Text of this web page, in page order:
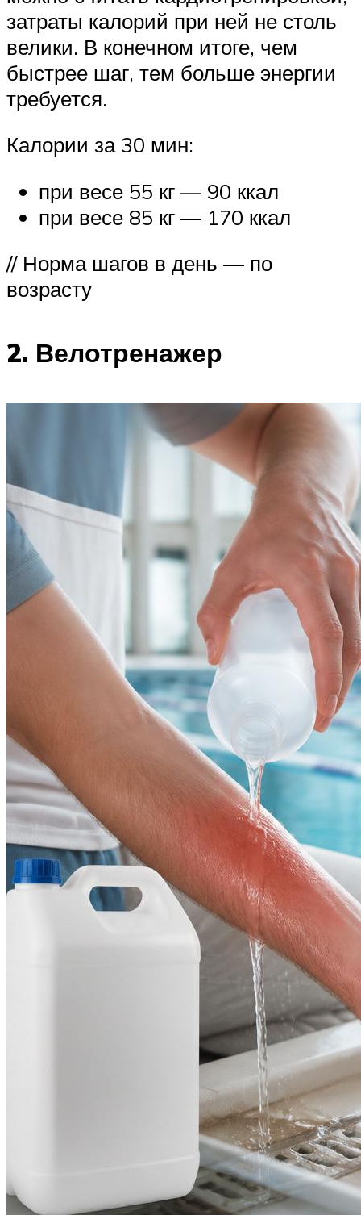
затраты калорий при ней не столь
велики. В конечном итоге, чем
быстрее шаг, тем больше энергии
требуется.
Калории за 30 мин:
при весе 55 кг — 90 ккал
при весе 85 кг — 170 ккал
// Норма шагов в день — по
возрасту
2. Велотренажер